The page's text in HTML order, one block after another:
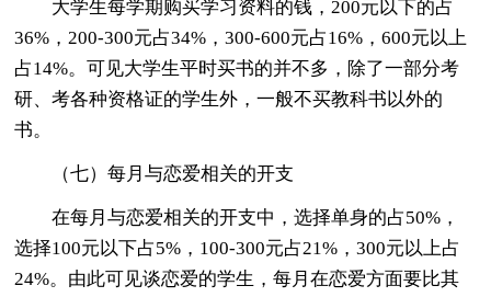
大学生每学期购买学习资料的钱，200元以下的占
36%，200-300元占34%，300-600元占16%，600元以上
占14%。可见大学生平时买书的并不多，除了一部分考
研、考各种资格证的学生外，一般不买教科书以外的
书。
（七）每月与恋爱相关的开支
在每月与恋爱相关的开支中，选择单身的占50%，
选择100元以下占5%，100-300元占21%，300元以上占
24%。由此可见谈恋爱的学生，每月在恋爱方面要比其